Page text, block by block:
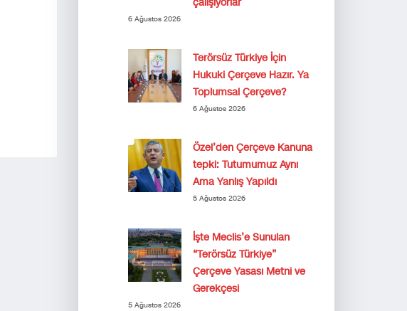
6 Ağustos 2026
Terörsüz Türkiye İçin
Hukuki Çerçeve Hazır. Ya
Toplumsal Çerçeve?
6 Ağustos 2026
Özel’den Çerçeve Kanuna
tepki: Tutumumuz Aynı
Ama Yanlış Yapıldı
5 Ağustos 2026
İşte Meclis’e Sunulan
“Terörsüz Türkiye”
Çerçeve Yasası Metni ve
Gerekçesi
5 Ağustos 2026